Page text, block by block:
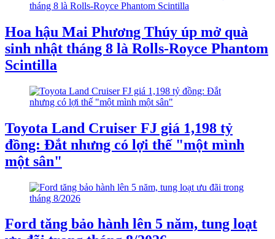
Hoa hậu Mai Phương Thúy úp mở quà
sinh nhật tháng 8 là Rolls-Royce Phantom
Scintilla
Toyota Land Cruiser FJ giá 1,198 tỷ
đồng: Đắt nhưng có lợi thế "một mình
một sân"
Ford tăng bảo hành lên 5 năm, tung loạt